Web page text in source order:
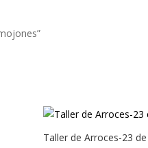
Taller de Arroces-23